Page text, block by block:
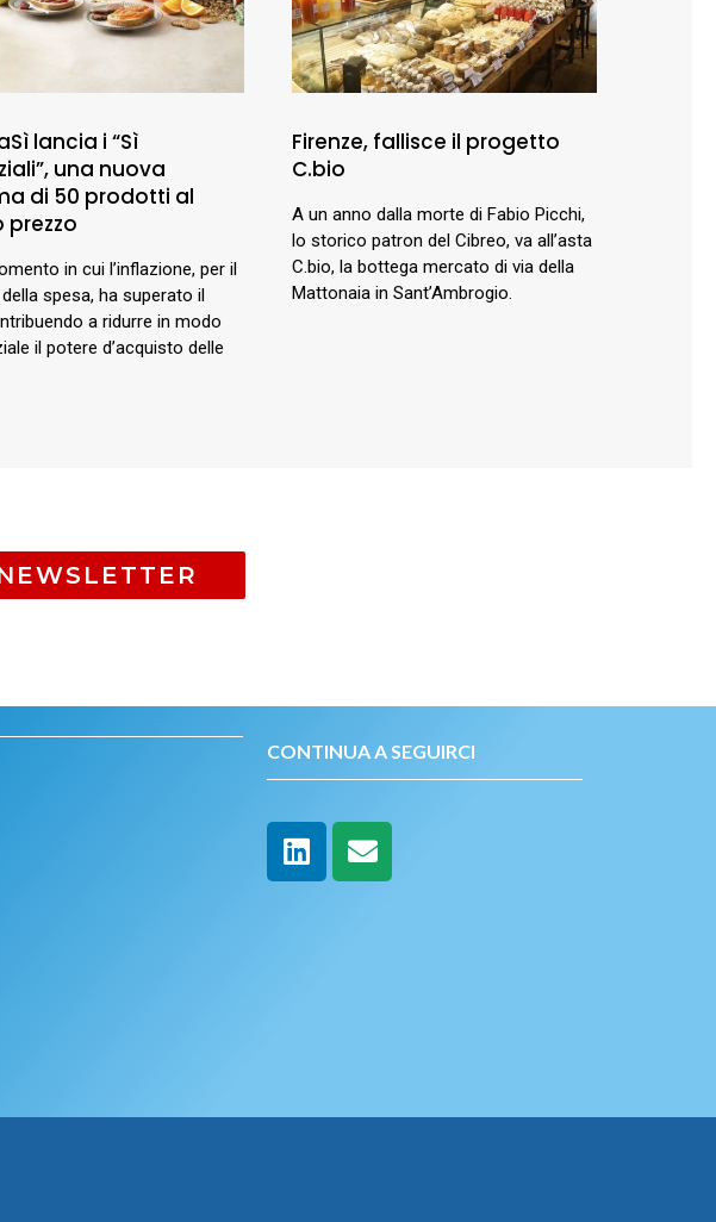
lancia i “Sì
una nuova
di 50 prodotti al
prezzo
in cui l’inflazione, per il
spesa, ha superato il
a ridurre in modo
il potere d’acquisto delle
Firenze, fallisce il progetto
C.bio
A un anno dalla morte di Fabio Picchi,
lo storico patron del Cibreo, va all’asta
C.bio, la bottega mercato di via della
Mattonaia in Sant’Ambrogio.
CONTINUA A SEGUIRCI